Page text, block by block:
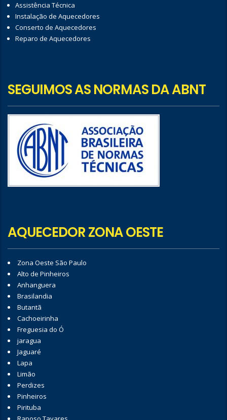
Assistência Técnica
Instalação de Aquecedores
Conserto de Aquecedores
Reparo de Aquecedores
SEGUIMOS AS NORMAS DA ABNT
AQUECEDOR ZONA OESTE
Zona Oeste São Paulo
Alto de Pinheiros
Anhanguera
Brasilandia
Butantã
Cachoeirinha
Freguesia do Ó
jaragua
Jaguaré
Lapa
Limão
Perdizes
Pinheiros
Pirituba